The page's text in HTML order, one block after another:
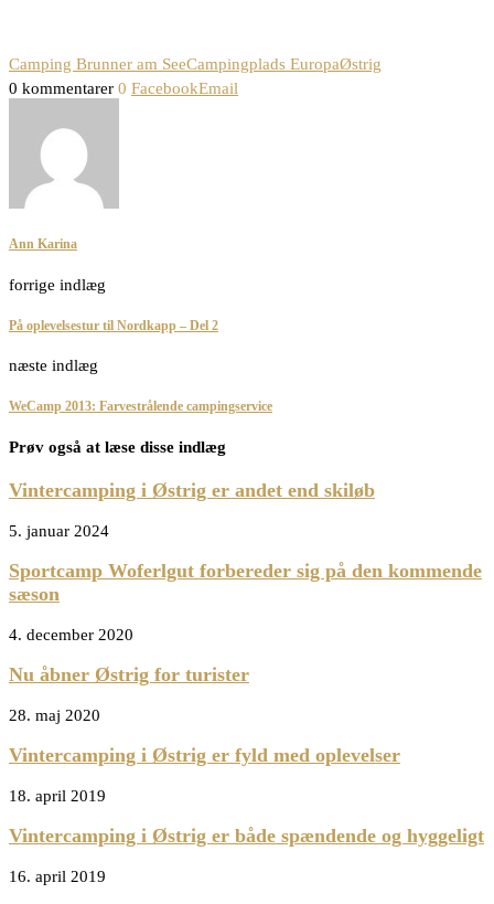
Camping Brunner am SeeCampingplads EuropaØstrig
0 kommentarer 0 FacebookEmail
Ann Karina
forrige indlæg
På oplevelsestur til Nordkapp – Del 2
næste indlæg
WeCamp 2013: Farvestrålende campingservice
Prøv også at læse disse indlæg
Vintercamping i Østrig er andet end skiløb
5. januar 2024
Sportcamp Woferlgut forbereder sig på den kommende
sæson
4. december 2020
Nu åbner Østrig for turister
28. maj 2020
Vintercamping i Østrig er fyld med oplevelser
18. april 2019
Vintercamping i Østrig er både spændende og hyggeligt
16. april 2019